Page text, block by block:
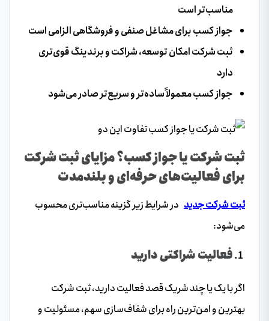
مناسب‌تر است
جواز کسب برای مشاغل صنفی و فروشگاهی الزامی است
ثبت شرکت امکان توسعه، شراکت و برندینگ قوی‌تری
دارد
جواز کسب معمولاً ساده‌تر و سریع‌تر صادر می‌شود
ثبت شرکت یا جواز کسب؟ مزایای ثبت شرکت
برای فعالیت‌های حرفه‌ای و بلندمدت
ثبت شرکت جدید در شرایط زیر گزینه مناسب‌تری محسوب
می‌شود:
فعالیت شراکتی دارید
اگر با یک یا چند شریک قصد فعالیت دارید، ثبت شرکت
بهترین و امن‌ترین راه برای شفاف‌سازی سهم، مسئولیت و